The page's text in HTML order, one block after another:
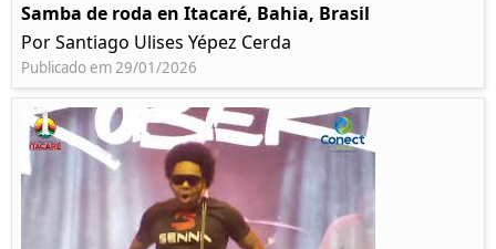
Samba de roda en Itacaré, Bahia, Brasil
Por Santiago Ulises Yépez Cerda
Publicado em 29/01/2026